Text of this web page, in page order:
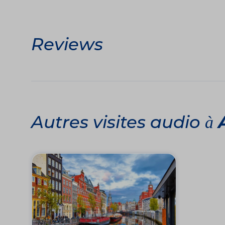
Reviews
Autres visites audio à